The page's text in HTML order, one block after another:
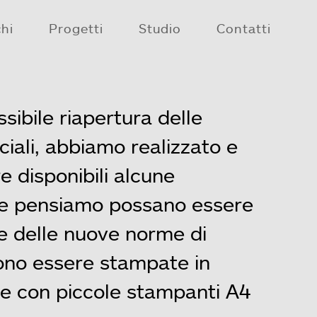
Progetti Studio Contatti
riapertura delle
abbiamo realizzato e
disponibili alcune
pensiamo possano essere
delle nuove norme di
essere stampate in
con piccole stampanti A4